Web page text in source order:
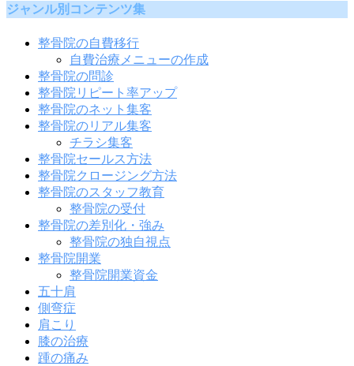
ジャンル別コンテンツ集
整骨院の自費移行
自費治療メニューの作成
整骨院の問診
整骨院リピート率アップ
整骨院のネット集客
整骨院のリアル集客
チラシ集客
整骨院セールス方法
整骨院クロージング方法
整骨院のスタッフ教育
整骨院の受付
整骨院の差別化・強み
整骨院の独自視点
整骨院開業
整骨院開業資金
五十肩
側弯症
肩こり
膝の治療
踵の痛み